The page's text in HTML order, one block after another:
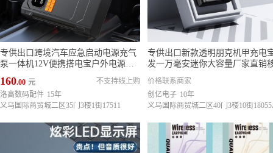
专供出口跨境汽车应急启动电源充气
泵一体机12V便携搭电宝户外电源充
160.00 元
不支持线上购
洛高数码配件 15年
义乌国际商贸城二区35门3楼1街17511
专供出口新款透明朋克机甲充电
发一万毫安迷你大容量厂家直销
电源
价格联系商家
创亿电子 10年
义乌国际商贸城二区40门3楼10街